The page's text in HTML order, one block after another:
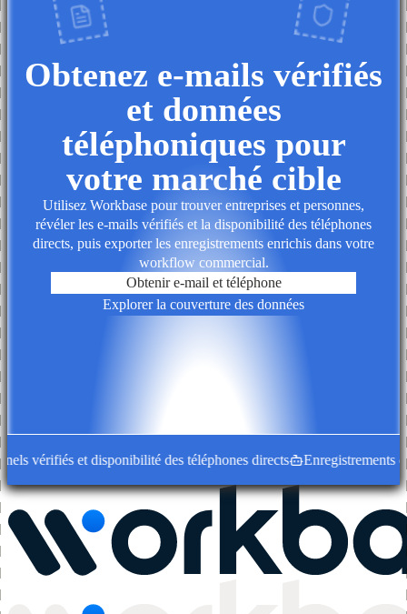
Obtenez e-mails vérifiés
et données
téléphoniques pour
votre marché cible
Utilisez Workbase pour trouver entreprises et personnes,
révéler les e-mails vérifiés et la disponibilité des téléphones
directs, puis exporter les enregistrements enrichis dans votre
workflow commercial.
Obtenir e-mail et téléphone
Explorer la couverture des données
vérifiés et disponibilité des téléphones directs Enregistrements